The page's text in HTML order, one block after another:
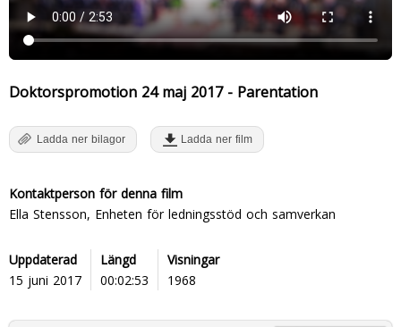
Doktorspromotion 24 maj 2017 - Parentation
Ladda ner bilagor Ladda ner film
Kontaktperson för denna film
Ella Stensson, Enheten för ledningsstöd och samverkan
Uppdaterad
15 juni 2017
Längd
00:02:53
Visningar
1968